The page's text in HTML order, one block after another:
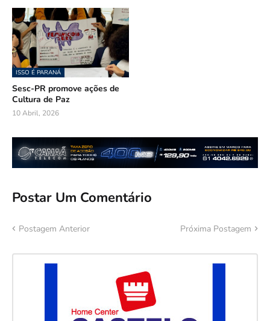
ISSO É PARANÁ
Sesc-PR promove ações de
Cultura de Paz
10 Abril, 2026
Postar Um Comentário
Postagem Anterior Próxima Postagem